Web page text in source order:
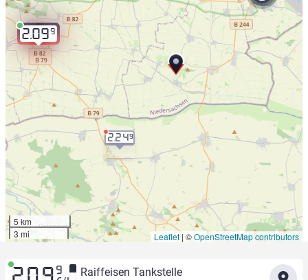
2.099
2.249
5 km
3 mi
Leaflet | ©OpenStreetMap contributors
2.09 9 Raiffeisen Tankstelle